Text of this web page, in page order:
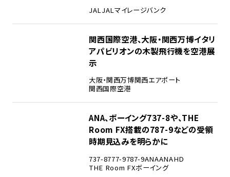
JALJALマイレージバンク
関西国際空港、大阪・関西万博イタリ
アパビリオンの木製飛行機を空港展
示
大阪・関西万博関西エアポート
関西国際空港
ANA、ボーイング737-8や、THE
Room FX搭載の787-9などの受領
時期見込みを明らかに
737-8777-9787-9ANAANAHD
THE Room FXボーイング